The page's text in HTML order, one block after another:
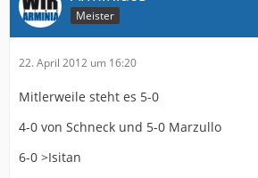
Meister
22. April 2012 um 16:20
Mitlerweile steht es 5-0
4-0 von Schneck und 5-0 Marzullo
6-0 >Isitan